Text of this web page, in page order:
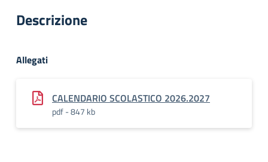
Descrizione
Allegati
CALENDARIO SCOLASTICO 2026.2027
pdf - 847 kb